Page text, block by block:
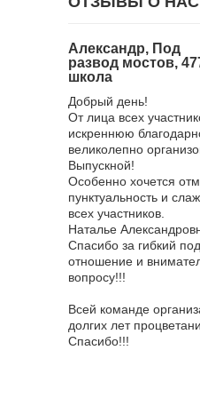
Александр, Под
развод мостов,
школа
Добрый день!
От лица всех
искреннюю
великолепно
Выпускной!
Особенно хочется
пунктуальность и
всех участников.
Наталье
Спасибо за гибкий
отношение и
вопросу!!!
Всей команде
долгих лет
Спасибо!!!